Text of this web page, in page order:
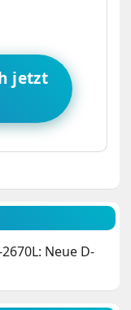
jetzt
2670L: Neue D-